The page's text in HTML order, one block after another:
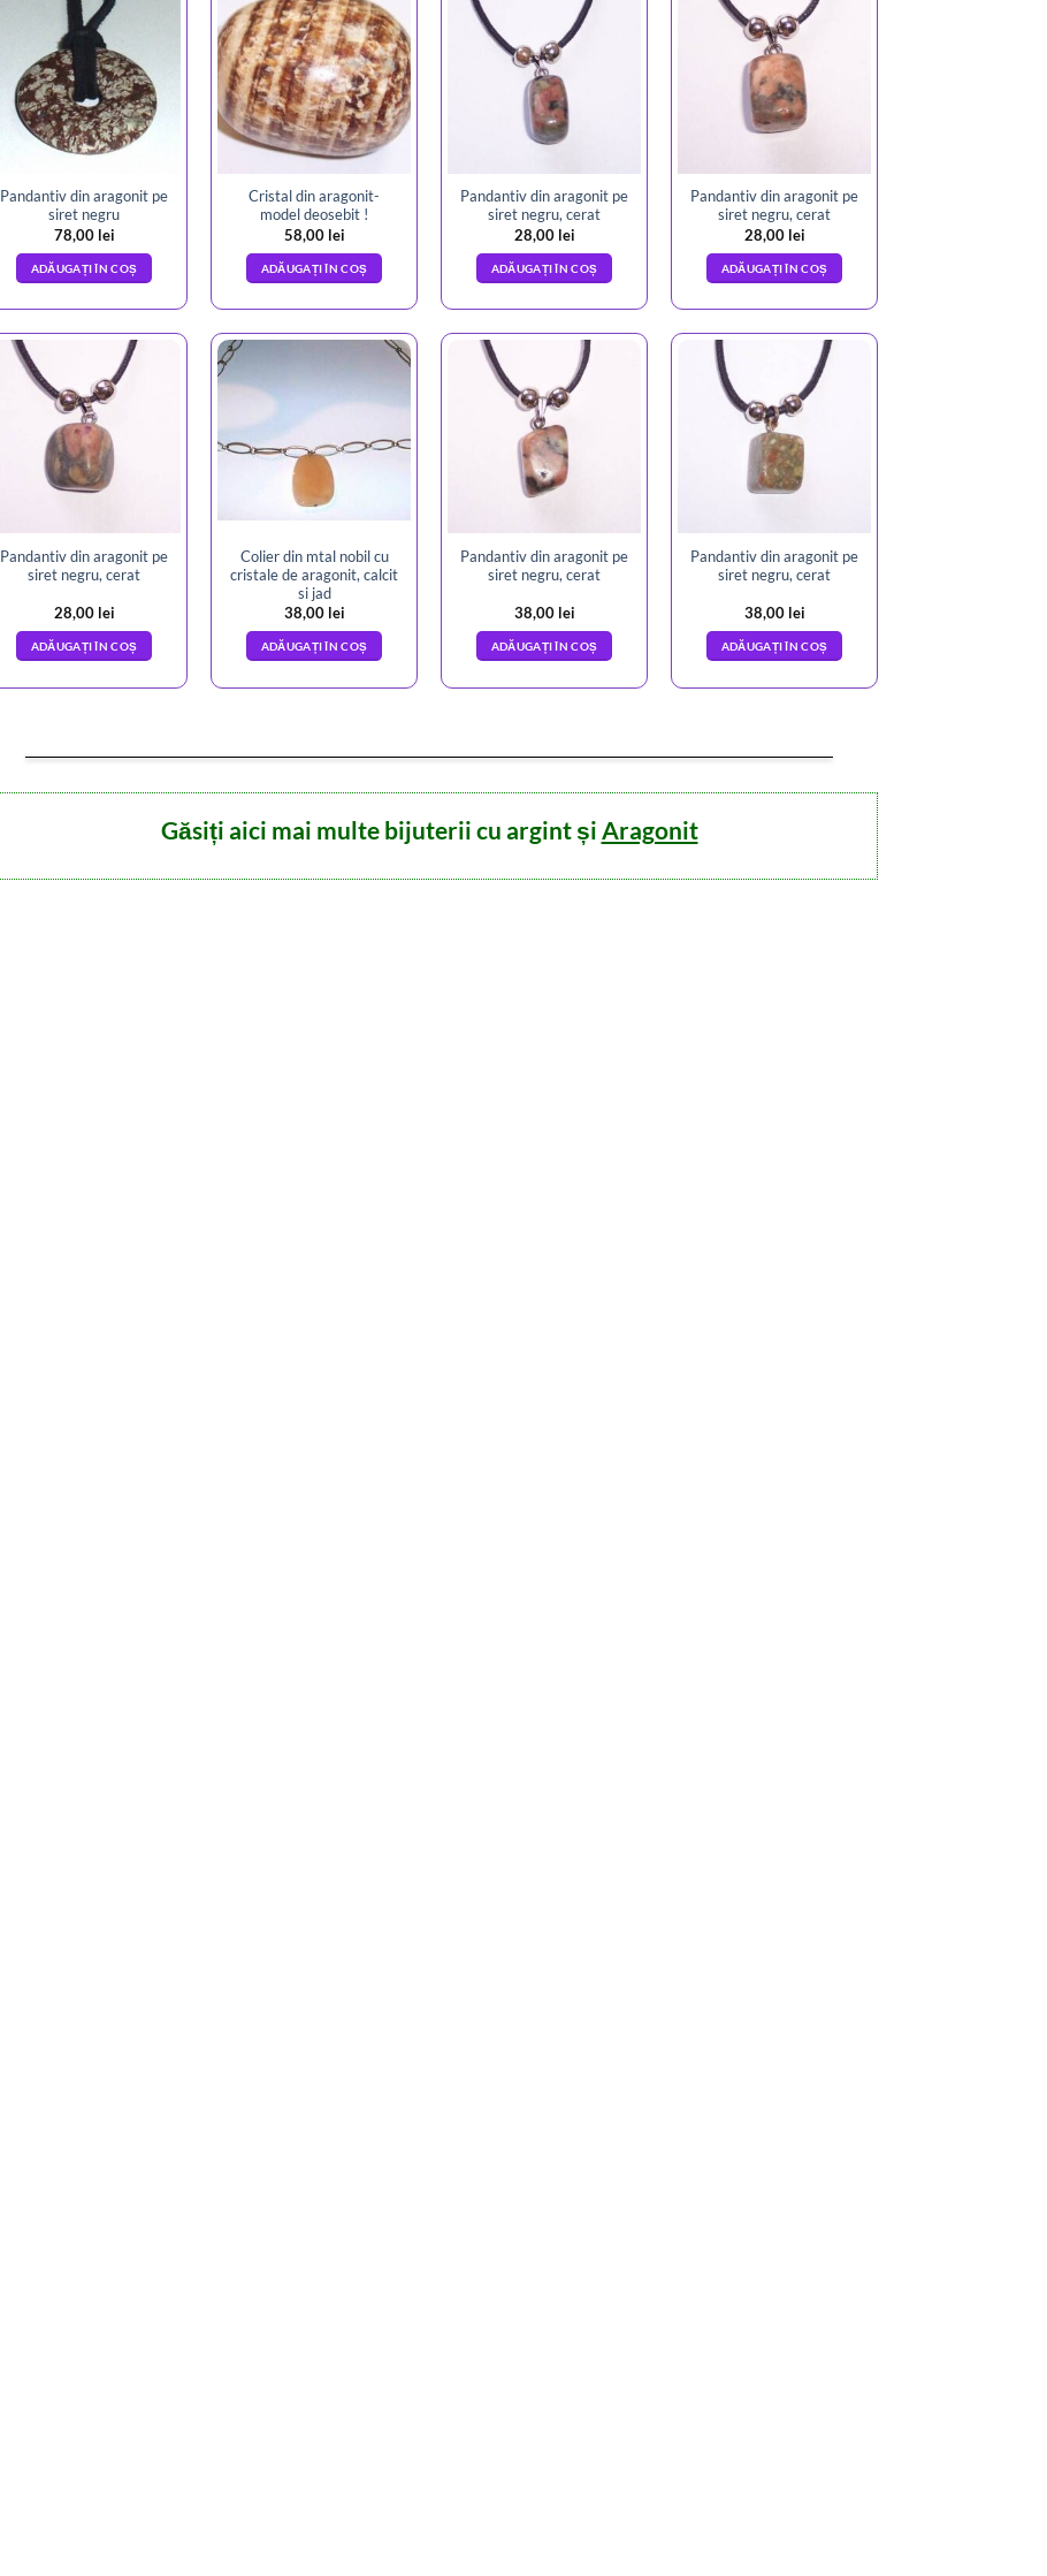
Pandantiv din aragonit pe
siret negru
78,00 lei
ADĂUGAȚI ÎN COȘ
Cristal din aragonit-
model deosebit !
58,00 lei
ADĂUGAȚI ÎN COȘ
Pandantiv din aragonit pe
siret negru, cerat
28,00 lei
ADĂUGAȚI ÎN COȘ
Pandantiv din aragonit pe
siret negru, cerat
28,00 lei
ADĂUGAȚI ÎN COȘ
Pandantiv din aragonit pe
siret negru, cerat
28,00 lei
ADĂUGAȚI ÎN COȘ
Colier din mtal nobil cu
cristale de aragonit, calcit
si jad
38,00 lei
ADĂUGAȚI ÎN COȘ
Pandantiv din aragonit pe
siret negru, cerat
38,00 lei
ADĂUGAȚI ÎN COȘ
Pandantiv din aragonit pe
siret negru, cerat
38,00 lei
ADĂUGAȚI ÎN COȘ
Găsiți aici mai multe bijuterii cu argint și Aragonit